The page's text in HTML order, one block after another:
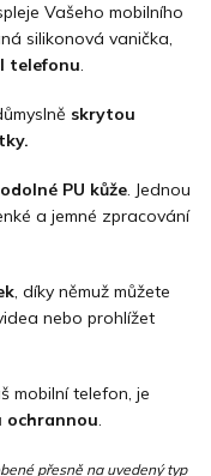
Vašeho mobilního
silikonová vanička,
telefonu.
skrytou
PU kůže. Jednou
a jemné zpracování
, díky němuž můžete
nebo prohlížet
mobilní telefon, je
ochrannou.
přesně na uvedený typ